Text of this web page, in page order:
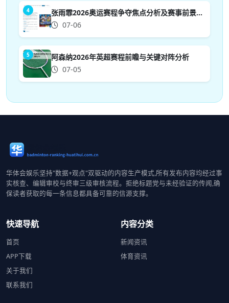
4
张雨霏2026奥运赛程争夺焦点分析及赛事前景展望
07-06
5
阿森纳2026年英超赛程前瞻与关键对阵分析
07-05
华体会娱乐坚持"数据+观点"双驱动的内容生产模式,所有发布内容均经过事
实核查、编辑审校与终审三级审核流程。拒绝标题党与未经验证的传闻,确
保读者获取的每一条信息都具备可靠的信源支撑。
快速导航
首页
APP下载
关于我们
联系我们
内容分类
新闻资讯
体育资讯